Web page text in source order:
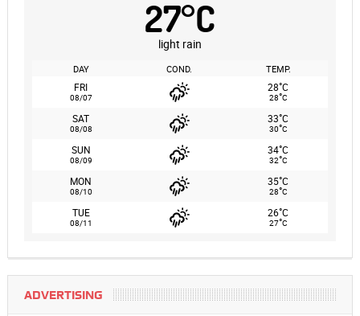
27°C
light rain
DAY COND. TEMP.
FRI
08/07
28°C
28°C
SAT
08/08
33°C
30°C
SUN
08/09
34°C
32°C
MON
08/10
35°C
28°C
TUE
08/11
26°C
27°C
ADVERTISING